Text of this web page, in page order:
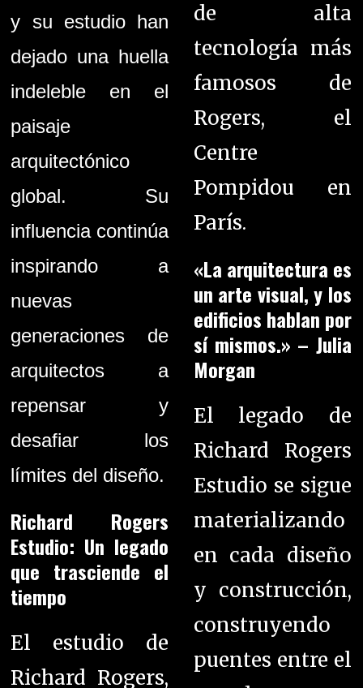
y su estudio han
dejado una huella
indeleble en el
paisaje
arquitectónico
global. Su
influencia continúa
inspirando a
nuevas
generaciones de
arquitectos a
repensar y
desafiar los
límites del diseño.
Richard Rogers
Estudio: Un legado
que trasciende el
tiempo
El estudio de
Richard Rogers,
de alta
tecnología más
famosos de
Rogers, el
Centre
Pompidou en
París.
«La arquitectura es
un arte visual, y los
edificios hablan por
sí mismos.» – Julia
Morgan
El legado de
Richard Rogers
Estudio se sigue
materializando
en cada diseño
y construcción,
construyendo
puentes entre el